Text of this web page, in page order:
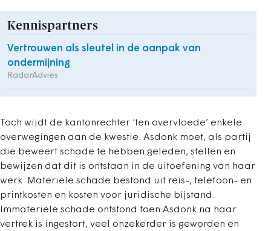
Kennispartners
Vertrouwen als sleutel in de aanpak van
ondermijning
RadarAdvies
Toch wijdt de kantonrechter ‘ten overvloede’ enkele
overwegingen aan de kwestie. Asdonk moet, als partij
die beweert schade te hebben geleden, stellen en
bewijzen dat dit is ontstaan in de uitoefening van haar
werk. Materiële schade bestond uit reis-, telefoon- en
printkosten en kosten voor juridische bijstand.
Immateriële schade ontstond toen Asdonk na haar
vertrek is ingestort, veel onzekerder is geworden en